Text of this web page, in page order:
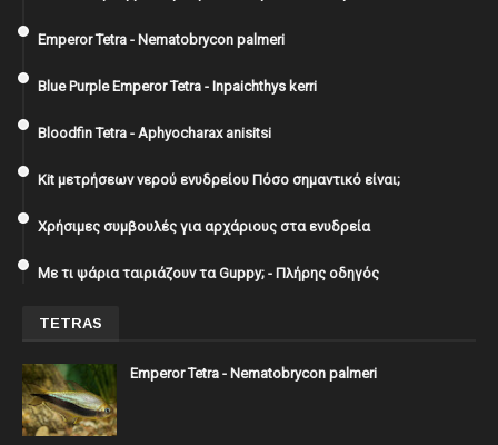
Emperor Tetra - Nematobrycon palmeri
Blue Purple Emperor Tetra - Inpaichthys kerri
Bloodfin Tetra - Aphyocharax anisitsi
Kit μετρήσεων νερού ενυδρείου Πόσο σημαντικό είναι;
Χρήσιμες συμβουλές για αρχάριους στα ενυδρεία
Με τι ψάρια ταιριάζουν τα Guppy; - Πλήρης οδηγός
TETRAS
Emperor Tetra - Nematobrycon palmeri